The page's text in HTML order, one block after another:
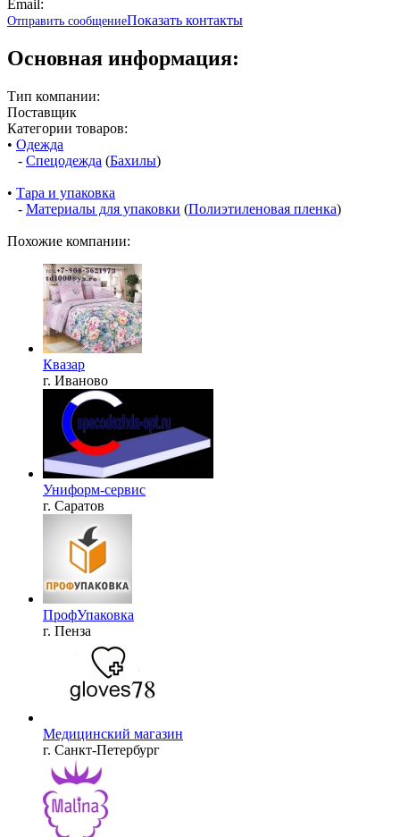
Email:
Отправить сообщениеПоказать контакты
Основная информация:
Тип компании:
Поставщик
Категории товаров:
• Одежда
- Спецодежда (Бахилы)
• Тара и упаковка
- Материалы для упаковки (Полиэтиленовая пленка)
Похожие компании:
Квазар
г. Иваново
Униформ-сервис
г. Саратов
ПрофУпаковка
г. Пенза
Медицинский магазин
г. Санкт-Петербург